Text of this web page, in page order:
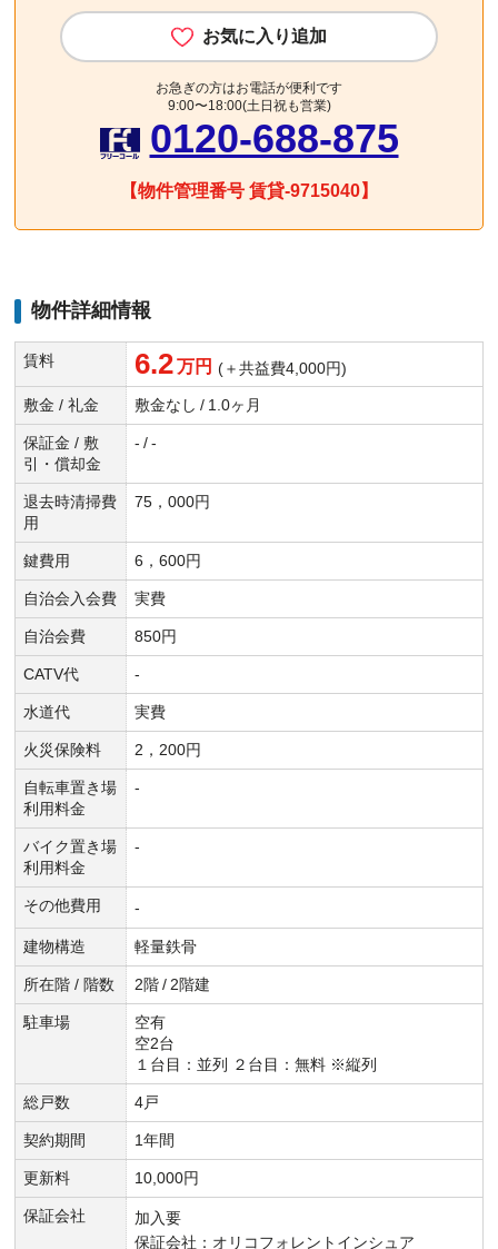
お気に入り追加
お急ぎの方はお電話が便利です
9:00〜18:00(土日祝も営業)
0120-688-875
【物件管理番号 賃貸-9715040】
物件詳細情報
賃料 6.2 万円 (＋共益費4,000円)
敷金 / 礼金 敷金なし / 1.0ヶ月
保証金 / 敷
引・償却金
- / -
退去時清掃費
用
75，000円
鍵費用 6，600円
自治会入会費 実費
自治会費 850円
CATV代 -
水道代 実費
火災保険料 2，200円
自転車置き場
利用料金
-
バイク置き場
利用料金
-
その他費用 -
建物構造 軽量鉄骨
所在階 / 階数 2階 / 2階建
駐車場
空有
空2台
１台目：並列 ２台目：無料 ※縦列
総戸数 4戸
契約期間 1年間
更新料 10,000円
保証会社
加入要
保証会社：オリコフォレントインシュア